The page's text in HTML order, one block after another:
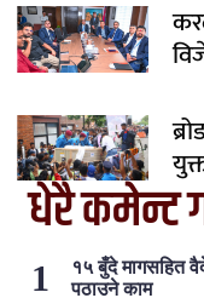
धेरै कमेन्ट
१५ बुँदे मागसहित
पठाउने काम